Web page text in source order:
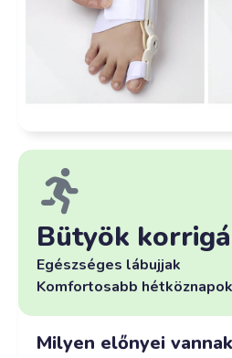
Bütyök
Egészséges lábujjak
Komfortosabb hétköznapok
Milyen előnyei